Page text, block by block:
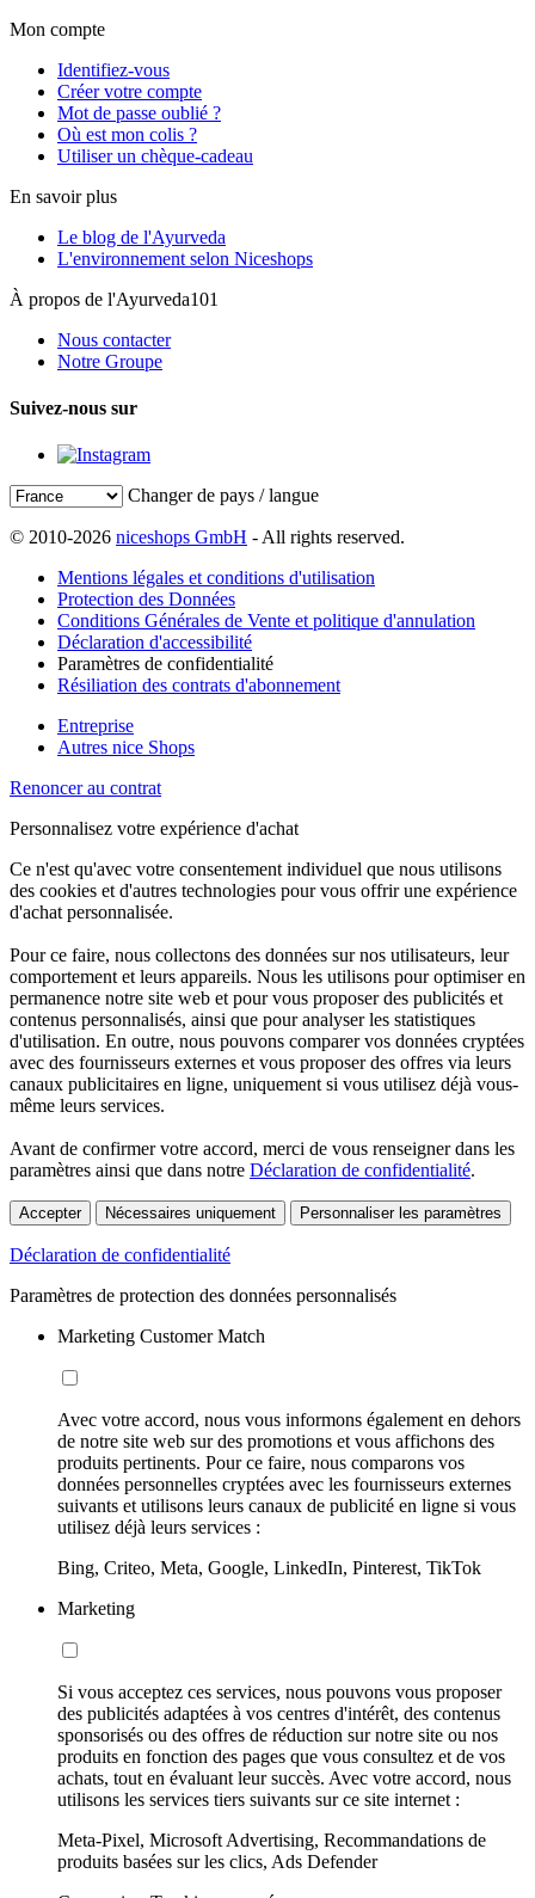
Mon compte
Identifiez-vous
Créer votre compte
Mot de passe oublié ?
Où est mon colis ?
Utiliser un chèque-cadeau
En savoir plus
Le blog de l'Ayurveda
L'environnement selon Niceshops
À propos de l'Ayurveda101
Nous contacter
Notre Groupe
Suivez-nous sur
Changer de pays / langue
© 2010-2026 niceshops GmbH - All rights reserved.
Mentions légales et conditions d'utilisation
Protection des Données
Conditions Générales de Vente et politique d'annulation
Déclaration d'accessibilité
Paramètres de confidentialité
Résiliation des contrats d'abonnement
Entreprise
Autres nice Shops
Renoncer au contrat
Personnalisez votre expérience d'achat
Ce n'est qu'avec votre consentement individuel que nous utilisons
des cookies et d'autres technologies pour vous offrir une expérience
d'achat personnalisée.
Pour ce faire, nous collectons des données sur nos utilisateurs, leur
comportement et leurs appareils. Nous les utilisons pour optimiser en
permanence notre site web et pour vous proposer des publicités et
contenus personnalisés, ainsi que pour analyser les statistiques
d'utilisation. En outre, nous pouvons comparer vos données cryptées
avec des fournisseurs externes et vous proposer des offres via leurs
canaux publicitaires en ligne, uniquement si vous utilisez déjà vous-
même leurs services.
Avant de confirmer votre accord, merci de vous renseigner dans les
paramètres ainsi que dans notre Déclaration de confidentialité.
Accepter Nécessaires uniquement Personnaliser les paramètres
Déclaration de confidentialité
Paramètres de protection des données personnalisés
Marketing Customer Match
Avec votre accord, nous vous informons également en dehors
de notre site web sur des promotions et vous affichons des
produits pertinents. Pour ce faire, nous comparons vos
données personnelles cryptées avec les fournisseurs externes
suivants et utilisons leurs canaux de publicité en ligne si vous
utilisez déjà leurs services :
Bing, Criteo, Meta, Google, LinkedIn, Pinterest, TikTok
Marketing
Si vous acceptez ces services, nous pouvons vous proposer
des publicités adaptées à vos centres d'intérêt, des contenus
sponsorisés ou des offres de réduction sur notre site ou nos
produits en fonction des pages que vous consultez et de vos
achats, tout en évaluant leur succès. Avec votre accord, nous
utilisons les services tiers suivants sur ce site internet :
Meta-Pixel, Microsoft Advertising, Recommandations de
produits basées sur les clics, Ads Defender